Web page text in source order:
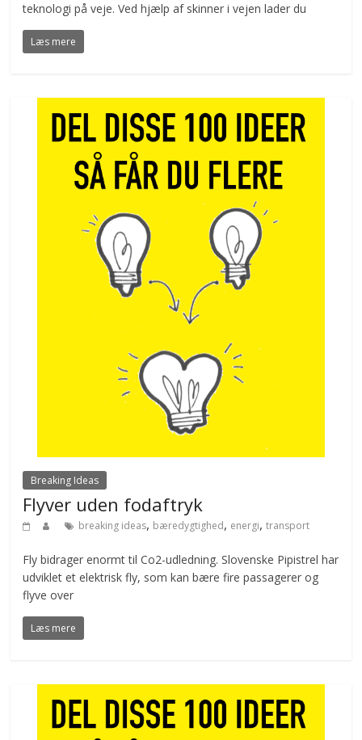
teknologi på veje. Ved hjælp af skinner i vejen lader du
Læs mere
Breaking Ideas
Flyver uden fodaftryk
breaking ideas, bæredygtighed, energi,transport
Fly bidrager enormt til Co2-udledning. Slovenske Pipistrel har
udviklet et elektrisk fly, som kan bære fire passagerer og
flyve over
Læs mere